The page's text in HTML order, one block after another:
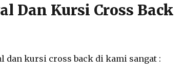
Dan Kursi Cross Back
dan kursi cross back di kami sangat :